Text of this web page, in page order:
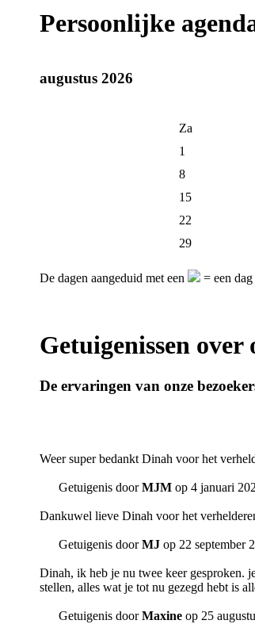
Persoonlijke
augustus 2026
Za
1
8
15
22
29
De dagen aangeduid met een = een
Getuigenissen over
De ervaringen van onze
Weer super bedankt Dinah voor het
Getuigenis doorMJM op 4 januari
Dankuwel lieve Dinah voor het
Getuigenis doorMJ op 22 september
Dinah, ik heb je nu twee keer gesproken.
stellen, alles wat je tot nu gezegd hebt is
Getuigenis doorMaxine op 25